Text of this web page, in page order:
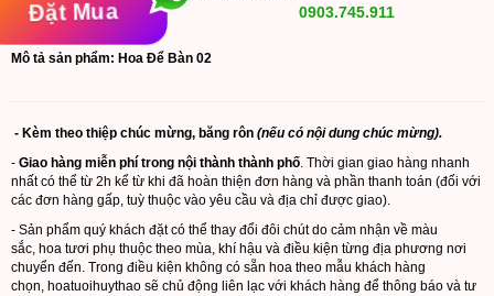
Đặt Mua 0903.745.911
Mô tả sản phẩm: Hoa Để Bàn 02
- Kèm theo thiệp chúc mừng, băng rôn (nếu có nội dung chúc mừng).
- Giao hàng miễn phí trong nội thành thành phố. Thời gian giao hàng nhanh
nhất có thể từ 2h kể từ khi đã hoàn thiện đơn hàng và phần thanh toán (đối với
các đơn hàng gấp, tuỳ thuộc vào yêu cầu và địa chỉ được giao).
- Sản phẩm quý khách đặt có thể thay đổi đôi chút do cảm nhận về màu
sắc, hoa tươi phụ thuộc theo mùa, khí hậu và điều kiện từng địa phương nơi
chuyển đến. Trong điều kiện không có sẵn hoa theo mẫu khách hàng
chọn, hoatuoihuythao sẽ chủ động liên lạc với khách hàng để thông báo và tư